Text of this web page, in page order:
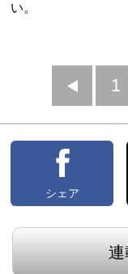
い。
前
へ
1
シェア
連